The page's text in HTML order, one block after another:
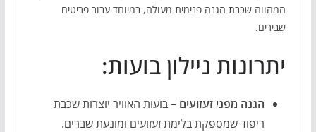
המהווה שכבת הגנה פנימית מעולה, במיוחד עבור פריטים
שבירים.
יתרונות ניילון בועות:
הגנה מפני זעזועים – בועות האוויר יוצרות שכבת
ריפוד שמספקת בלימת זעזועים ומונעת שברים.